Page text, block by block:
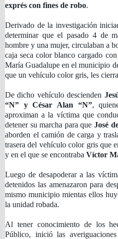
exprés con fines de robo.
Derivado de la investigación
determinar que el pasado 4 de
hombre y una mujer, circulaban a
caja seca color blanco cargado
María Guadalupe en el municipio
que un vehículo color gris, les
De dicho vehículo descienden
“N” y César Alan “N”,
aproximan a la víctima que
detener su marcha para que José
aborden el camión de carga y
trasera del vehículo color gris que
y en el que se encontraba Víctor
Luego de desapoderar a las
detenidos las amenazaron para
mismo municipio mientas ellos
la unidad robada.
Al tener conocimiento de los
Público, inició las